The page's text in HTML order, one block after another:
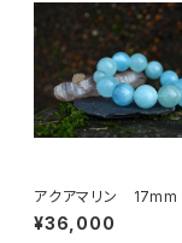
アクアマリン 17mm
れを手放し、幸福、富
る
¥36,000